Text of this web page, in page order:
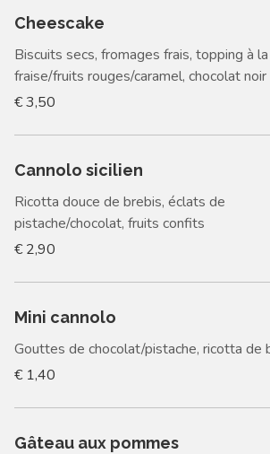
Cheescake
Biscuits secs, fromages frais, topping à la
fraise/fruits rouges/caramel, chocolat noir
€ 3,50
Cannolo sicilien
Ricotta douce de brebis, éclats de
pistache/chocolat, fruits confits
€ 2,90
Mini cannolo
Gouttes de chocolat/pistache, ricotta de
€ 1,40
Gâteau aux pommes